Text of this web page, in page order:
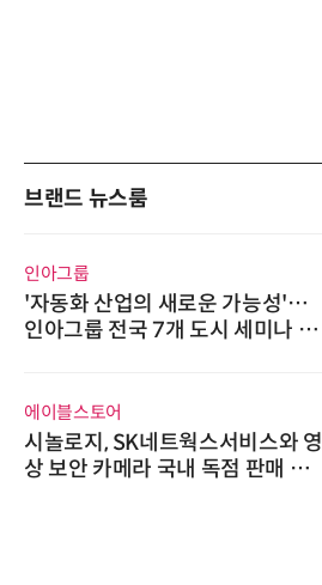
브랜드 뉴스룸
인아그룹
'자동화 산업의 새로운 가능성'…
인아그룹 전국 7개 도시 세미나 페
에이블스토어
시놀로지, SK네트웍스서비스와 영
상 보안 카메라 국내 독점 판매 파